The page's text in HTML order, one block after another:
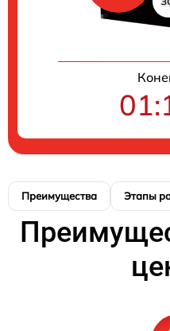
Преимущества Этапы